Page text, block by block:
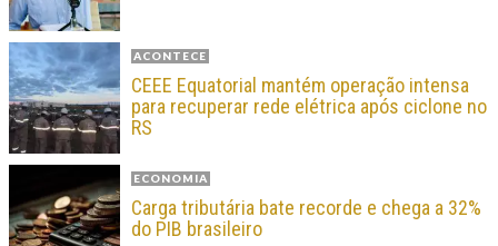
ACONTECE
CEEE Equatorial mantém operação intensa
para recuperar rede elétrica após ciclone no
RS
ECONOMIA
Carga tributária bate recorde e chega a 32%
do PIB brasileiro